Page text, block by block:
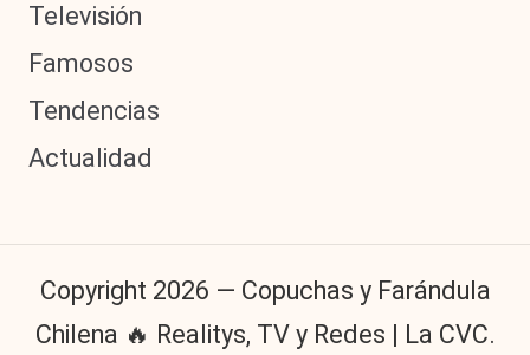
Televisión
Famosos
Tendencias
Actualidad
Copyright 2026 — Copuchas y Farándula
Chilena 🔥 Realitys, TV y Redes | La CVC.